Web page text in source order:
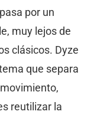
por un
muy lejos de
clásicos. Dyze
que separa
reutilizar la